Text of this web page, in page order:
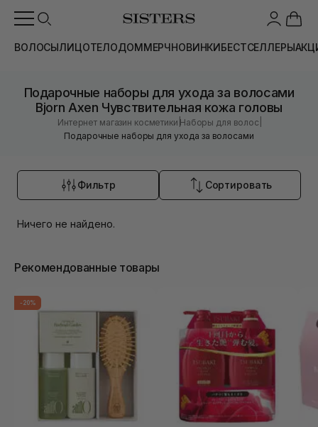
ВОЛОСЫЛИЦОТЕЛОДОММЕРЧНОВИНКИБЕСТСЕЛЛЕРЫ
Подарочные наборы для ухода за волосами
Bjorn Axen Чувствительная кожа головы
Интернет магазин косметики |Наборы для волос
Подарочные наборы для ухода за волосами
Фильтр Сортировать
Ничего не найдено.
Рекомендованные товары
-20%